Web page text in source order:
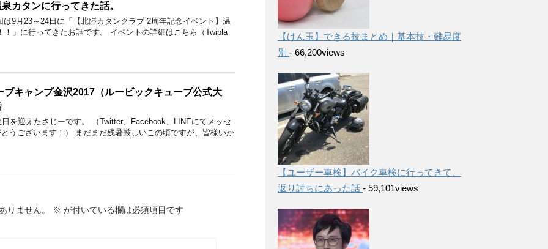
カタンに行ってきた話。
は9月23～24日に「【北陸カタンクラブ 2周年記念イベント】温
！」に行ってきたお話です。 イベントの詳細はこちら（Twipla
ブキャンプ金沢2017（ルービックキューブ公式大
を迎えたさじーです。 （Twitter、Facebook、LINEにてメッセ
うございます！） まだまだ残暑厳しいこの頃ですが、皆様いか
りません。 ※ が付いている欄は必須項目です
【けん玉】できる技まとめ｜基本技・難易度
別 - 66,200views
【ユーザー車検】バイク車検に行ってきて、
返り討ちにあった話 - 59,101views